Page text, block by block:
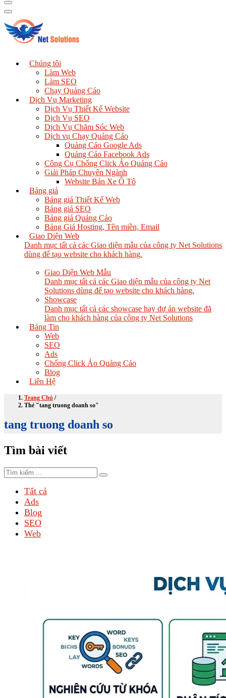
Chúng tôi
Làm Web
Làm SEO
Chạy Quảng Cáo
Dịch Vụ Marketing
Dịch Vụ Thiết Kế Website
Dịch Vụ SEO
Dịch Vụ Chăm Sóc Web
Dịch vụ Chạy Quảng Cáo
Quảng Cáo Google Ads
Quảng Cáo Facebook Ads
Công Cụ Chống Click Ảo Quảng Cáo
Giải Pháp Chuyên Ngành
Website Bán Xe Ô Tô
Bảng giá
Bảng giá Thiết Kế Web
Bảng giá SEO
Bảng giá Quảng Cáo
Bảng Giá Hosting, Tên miền, Email
Giao Diện Web
Danh mục tất cả các Giao diện mẫu của công ty Net Solutions
dùng để tạo website cho khách hàng.
Giao Diện Web Mẫu
Danh mục tất cả các Giao diện mẫu của công ty Net
Solutions dùng để tạo website cho khách hàng.
Showcase
Danh mục tất cả các showcase hay dự án website đã
làm cho khách hàng của công ty Net Solutions
Bảng Tin
Web
SEO
Ads
Chống Click Ảo Quảng Cáo
Blog
Liên Hệ
Trang Chủ /
Thẻ "tang truong doanh so"
tang truong doanh so
Tìm bài viết
Tất cả
Ads
Blog
SEO
Web